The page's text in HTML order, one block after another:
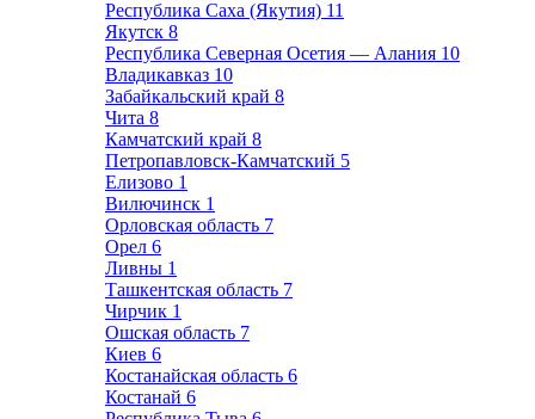
Республика Саха (Якутия) 11
Якутск 8
Республика Северная Осетия — Алания 10
Владикавказ 10
Забайкальский край 8
Чита 8
Камчатский край 8
Петропавловск-Камчатский 5
Елизово 1
Вилючинск 1
Орловская область 7
Орел 6
Ливны 1
Ташкентская область 7
Чирчик 1
Ошская область 7
Киев 6
Костанайская область 6
Костанай 6